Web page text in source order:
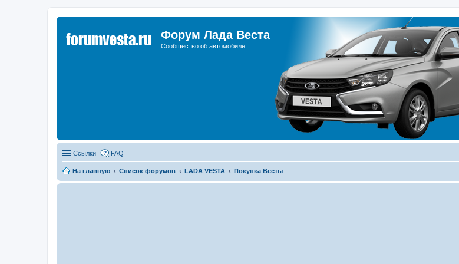
Форум Лада Веста
Сообщество об автомобиле
Ссылки FAQ
На главную Список форумов LADA VESTA Покупка Весты